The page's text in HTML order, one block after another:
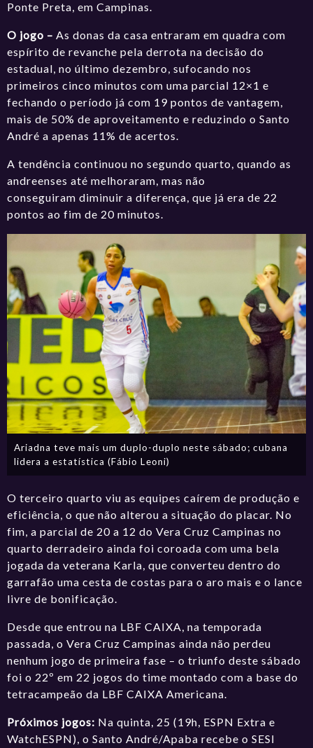
Ponte Preta, em Campinas.
O jogo – As donas da casa entraram em quadra com
espírito de revanche pela derrota na decisão do
estadual, no último dezembro, sufocando nos
primeiros cinco minutos com uma parcial 12×1 e
fechando o período já com 19 pontos de vantagem,
mais de 50% de aproveitamento e reduzindo o Santo
André a apenas 11% de acertos.
A tendência continuou no segundo quarto, quando as
andreenses até melhoraram, mas não
conseguiram diminuir a diferença, que já era de 22
pontos ao fim de 20 minutos.
Ariadna teve mais um duplo-duplo neste sábado; cubana
lidera a estatística (Fábio Leoni)
O terceiro quarto viu as equipes caírem de produção e
eficiência, o que não alterou a situação do placar. No
fim, a parcial de 20 a 12 do Vera Cruz Campinas no
quarto derradeiro ainda foi coroada com uma bela
jogada da veterana Karla, que converteu dentro do
garrafão uma cesta de costas para o aro mais e o lance
livre de bonificação.
Desde que entrou na LBF CAIXA, na temporada
passada, o Vera Cruz Campinas ainda não perdeu
nenhum jogo de primeira fase – o triunfo deste sábado
foi o 22º em 22 jogos do time montado com a base do
tetracampeão da LBF CAIXA Americana.
Próximos jogos: Na quinta, 25 (19h, ESPN Extra e
WatchESPN), o Santo André/Apaba recebe o SESI